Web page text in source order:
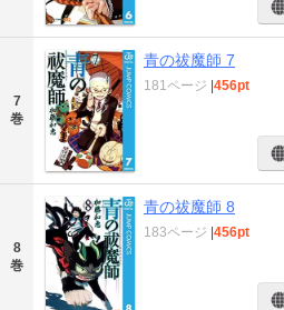
7
巻
青の祓魔師 7
181ページ |456pt
8
巻
青の祓魔師 8
183ページ |456pt